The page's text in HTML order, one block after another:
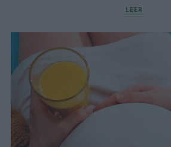
LEER